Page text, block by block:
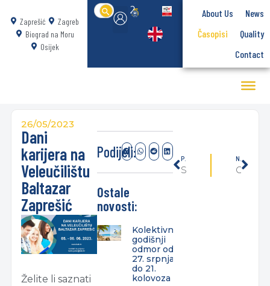
Zaprešić
Zagreb
Biograd na Moru
Osijek
Search
for:
About Us
News
Časopisi
Quality
Contact
26/05/2023
Dani
karijera na
Veleučilištu
Baltazar
Zaprešić
Želite li saznati
Podijeli:
Ostale
novosti:
Kolektivni
godišnji
odmor od
27. srpnja
do 21.
kolovoza
PREVIOUSLY
Obavijest o provođenju ankete putem sustava Infoeduka